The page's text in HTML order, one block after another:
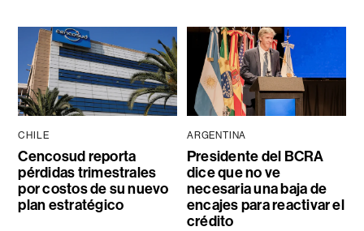
CHILE
Cencosud reporta
pérdidas trimestrales
por costos de su nuevo
plan estratégico
ARGENTINA
Presidente del BCRA
dice que no ve
necesaria una baja de
encajes para reactivar el
crédito